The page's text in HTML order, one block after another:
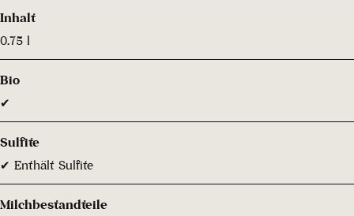
Inhalt
0.75 l
Bio
✔
Sulfite
✔ Enthält Sulfite
Milchbestandteile